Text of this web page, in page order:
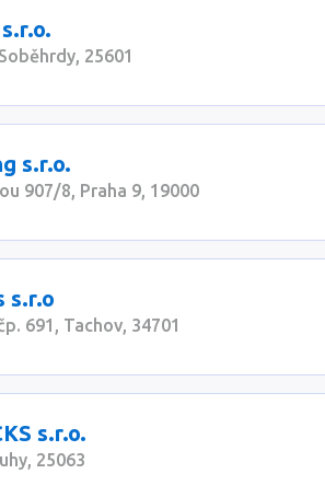
25601
s.r.o.
907/8, Praha 9, 19000
s.r.o
691, Tachov, 34701
s.r.o.
25063